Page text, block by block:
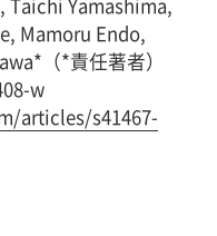
Yamashima,
Mamoru Endo,
（*責任著者）
w
articles/s41467-